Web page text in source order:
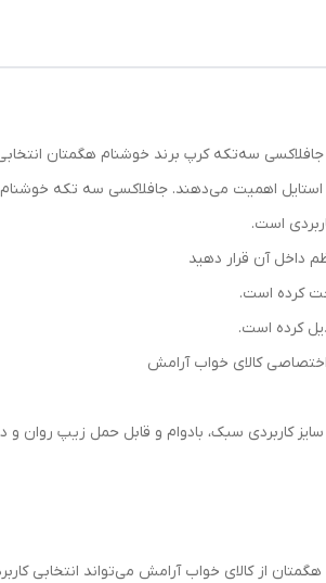
سه‌تکه کرپ برند خوشنام هگمتان
اهمیت می‌دهند. جافلاکسی سه‌ تکه خوشنام
است.
داخل آن قرار دهید
کرده است.
کرده است.
کالای خواب آرامش
کاربردی سبک، بادوام و قابل حمل زیپ روان و
از کالای خواب آرامش می‌تواند انتخابی